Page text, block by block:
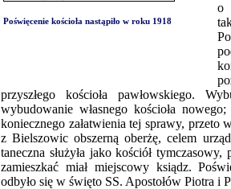
Poświęcenie kościoła nastąpiło w roku 1918
o
przyszłego kościoła pawłowskiego.
wybudowanie własnego kościoła
koniecznego załatwienia tej sprawy, przeto
z Bielszowic obszerną oberżę, celem
taneczna służyła jako kościół
zamieszkać miał miejscowy ksiądz.
odbyło się w święto SS. Apostołów Piotra i